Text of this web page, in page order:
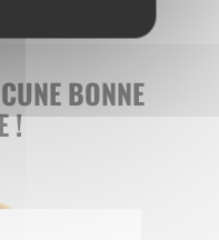
BONNE
!